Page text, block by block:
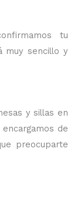
tu
muy sencillo y
y sillas en
de
preocuparte